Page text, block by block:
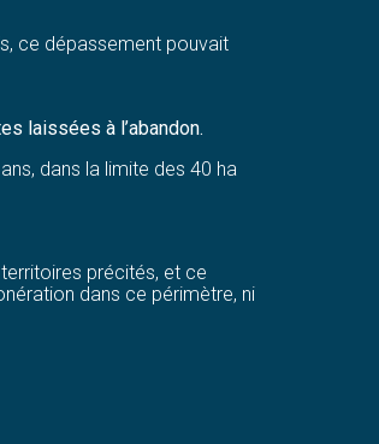
ce dépassement pouvait
laissées à l’abandon.
dans la limite des 40 ha
précités, et ce
dans ce périmètre, ni